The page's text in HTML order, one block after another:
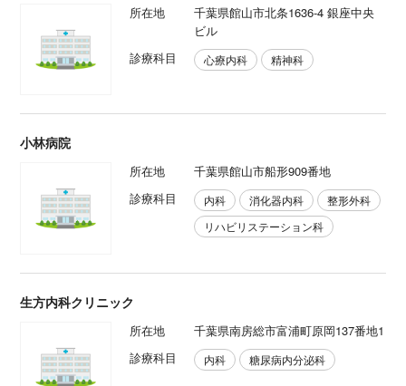
所在地
千葉県館山市北条1636-4 銀座中央
ビル
診療科目
心療内科 精神科
小林病院
所在地
千葉県館山市船形909番地
診療科目
内科 消化器内科
整形外科
リハビリステーション科
生方内科クリニック
所在地
千葉県南房総市富浦町原岡137番地1
診療科目
内科 糖尿病内分泌科